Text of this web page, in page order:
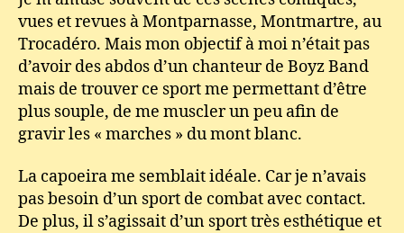
vues et revues à Montparnasse, Montmartre, au
Trocadéro. Mais mon objectif à moi n’était pas
d’avoir des abdos d’un chanteur de Boyz Band
mais de trouver ce sport me permettant d’être
plus souple, de me muscler un peu afin de
gravir les « marches » du mont blanc.
La capoeira me semblait idéale. Car je n’avais
pas besoin d’un sport de combat avec contact.
De plus, il s’agissait d’un sport très esthétique et